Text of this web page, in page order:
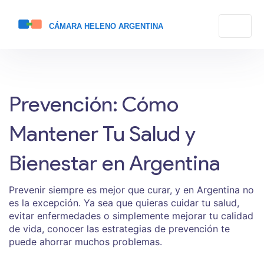
Prevención: Cómo
Mantener Tu Salud y
Bienestar en Argentina
Prevenir siempre es mejor que curar, y en Argentina no
es la excepción. Ya sea que quieras cuidar tu salud,
evitar enfermedades o simplemente mejorar tu calidad
de vida, conocer las estrategias de prevención te
puede ahorrar muchos problemas.